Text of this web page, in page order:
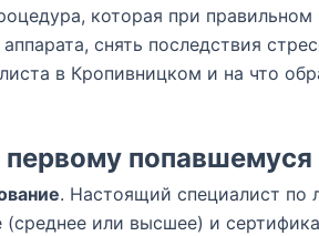
которая при правильном
снять последствия
в Кропивницком и на что
попавшемуся
. Настоящий специалист по
или высшее) и